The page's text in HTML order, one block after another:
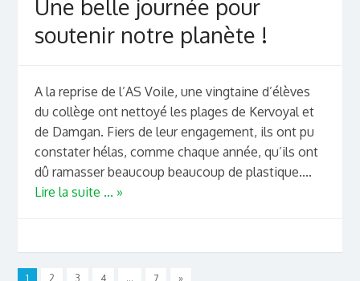
Une belle journée pour
soutenir notre planète !
A la reprise de l’AS Voile, une vingtaine d’élèves
du collège ont nettoyé les plages de Kervoyal et
de Damgan. Fiers de leur engagement, ils ont pu
constater hélas, comme chaque année, qu’ils ont
dû ramasser beaucoup beaucoup de plastique....
Lire la suite ... »
1 2 3 4 … 7 »